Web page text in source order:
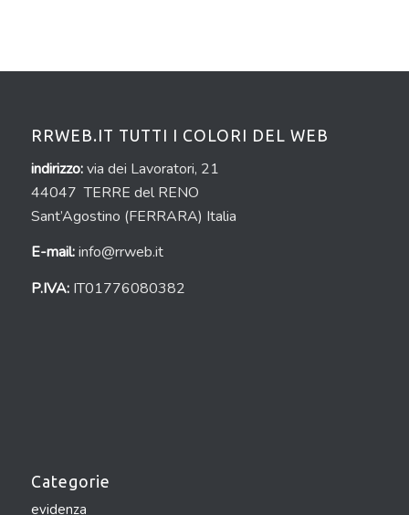
RRWEB.IT TUTTI I COLORI DEL WEB
indirizzo:via dei Lavoratori, 21
44047 TERRE del RENO
Sant’Agostino (FERRARA) Italia
E-mail:info@rrweb.it
P.IVA:IT01776080382
Categorie
evidenza